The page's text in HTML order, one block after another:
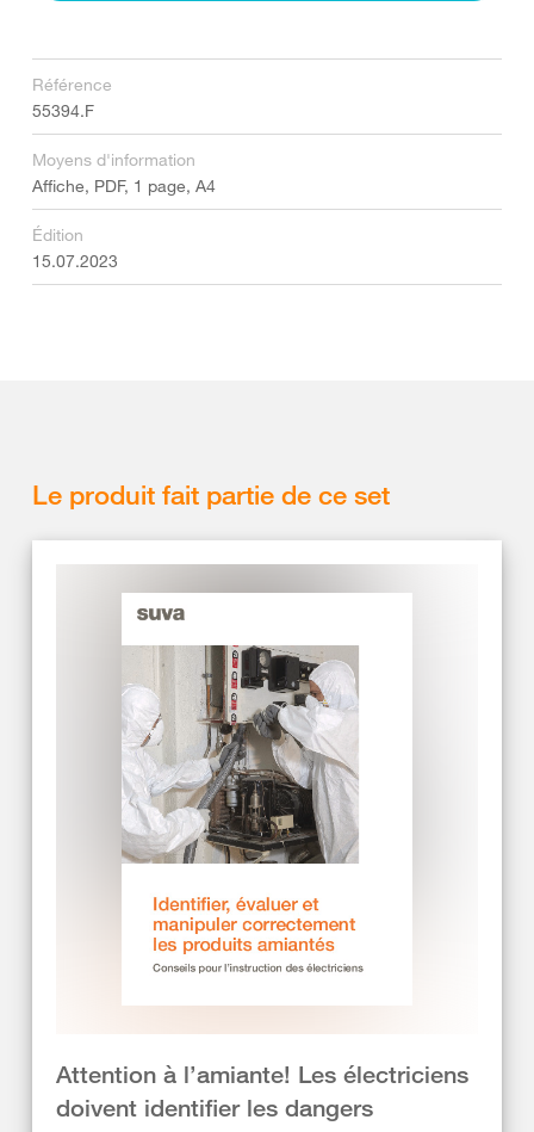
Référence
55394.F
Moyens d'information
Affiche, PDF, 1 page, A4
Édition
15.07.2023
Le produit fait partie de ce set
Attention à l’amiante! Les électriciens
doivent identifier les dangers